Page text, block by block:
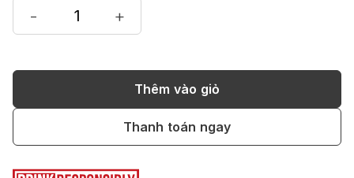
- +
Thêm vào giỏ
Thanh toán ngay